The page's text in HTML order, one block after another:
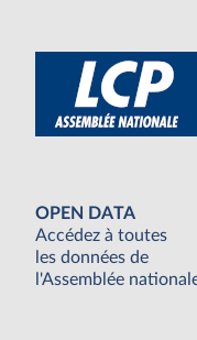
OPEN DATA
Accédez à toutes
les données de
l'Assemblée